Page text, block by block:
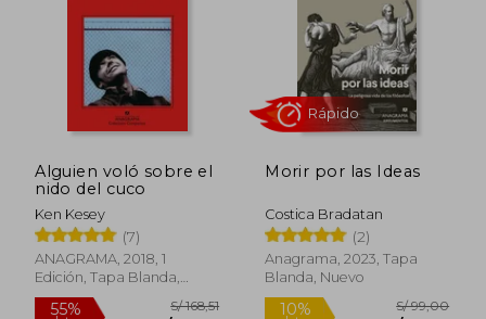
25%
dcto.
55%
dcto.
Alguien voló sobre el
nido del cuco
Ken Kesey
(7)
ANAGRAMA, 2018, 1
Edición, Tapa Blanda,
Nuevo
Morir por las Ideas
Costica Bradatan
(2)
Anagrama, 2023, Tapa
Blanda, Nuevo